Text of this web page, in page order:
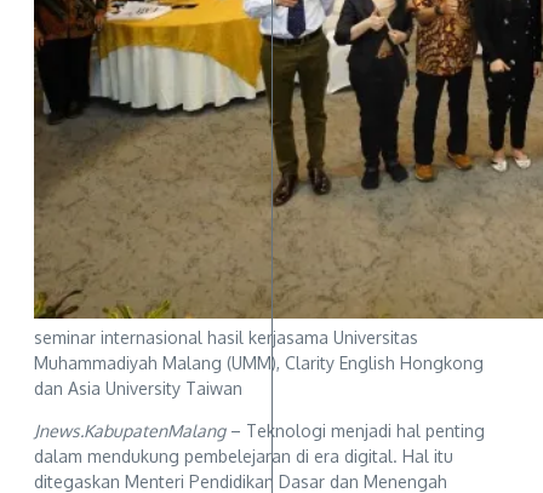
seminar internasional hasil kerjasama Universitas
Muhammadiyah Malang (UMM), Clarity English Hongkong
dan Asia University Taiwan
Jnews.KabupatenMalang– Teknologi menjadi hal penting
dalam mendukung pembelejaran di era digital. Hal itu
ditegaskan Menteri Pendidikan Dasar dan Menengah